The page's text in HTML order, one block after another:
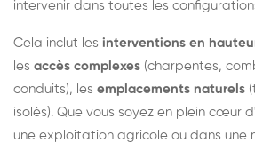
intervenir dans toutes les
Cela inclut les interventions en
les accès complexes (charpentes,
conduits), les emplacements naturels
isolés). Que vous soyez en plein cœur
une exploitation agricole ou dans une